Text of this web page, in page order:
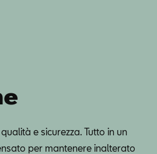
e sicurezza. Tutto in un
per mantenere inalterato